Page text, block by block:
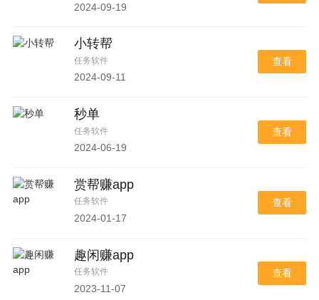
2024-09-19
小转帮
任务软件
2024-09-11
查看
秒单
任务软件
2024-06-19
查看
赏帮赚app
任务软件
2024-01-17
查看
趣闲赚app
任务软件
2023-11-07
查看